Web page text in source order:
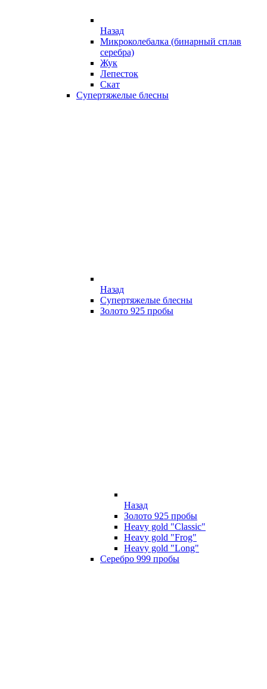
Назад
Микроколебалка (бинарный сплав
серебра)
Жук
Лепесток
Скат
Супертяжелые блесны
Назад
Супертяжелые блесны
Золото 925 пробы
Назад
Золото 925 пробы
Heavy gold "Classic"
Heavy gold "Frog"
Heavy gold "Long"
Серебро 999 пробы